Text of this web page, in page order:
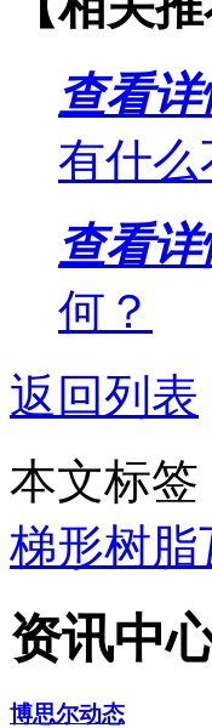
查看详
有什么
查看详
何？
返回列表
本文标签
梯形树脂
资讯中
博思尔动态